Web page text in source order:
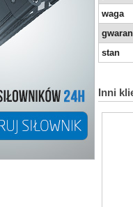
waga
stan
Inni